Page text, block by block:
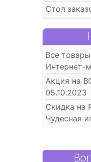
Стол
Все
Интернет-
Акция на
05.10.2023
Скидка на
Чудесная